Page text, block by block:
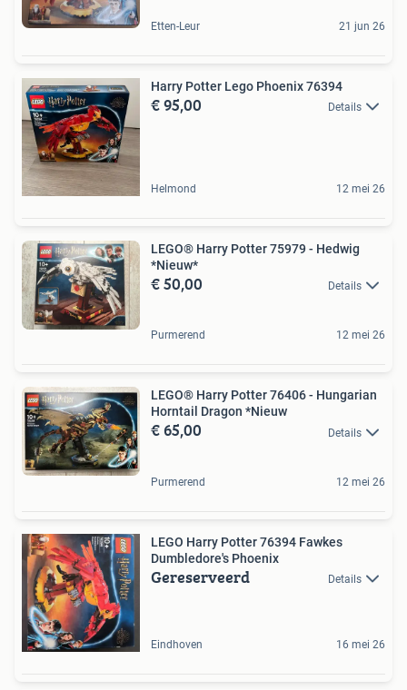
Etten-Leur 21 jun 26
Harry Potter Lego Phoenix 76394
€ 95,00 Details
Helmond 12 mei 26
LEGO® Harry Potter 75979 - Hedwig
*Nieuw*
€ 50,00 Details
Purmerend 12 mei 26
LEGO® Harry Potter 76406 - Hungarian
Horntail Dragon *Nieuw
€ 65,00 Details
Purmerend 12 mei 26
LEGO Harry Potter 76394 Fawkes
Dumbledore's Phoenix
Gereserveerd Details
Eindhoven 16 mei 26